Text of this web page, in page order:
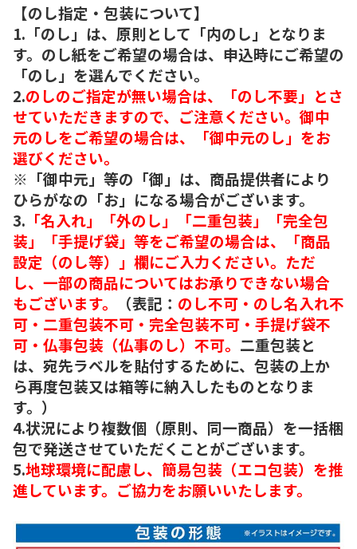
【のし指定・包装について】
1.「のし」は、原則として「内のし」となりま
す。のし紙をご希望の場合は、申込時にご希望の
「のし」を選んでください。
2.のしのご指定が無い場合は、「のし不要」とさ
せていただきますので、ご注意ください。御中
元のしをご希望の場合は、「御中元のし」をお
選びください。
※「御中元」等の「御」は、商品提供者により
ひらがなの「お」になる場合がございます。
3. 「名入れ」「外のし」「二重包装」「完全包
装」「手提げ袋」等をご希望の場合は、「商品
設定（のし等）」欄にご入力ください。ただ
し、一部の商品についてはお承りできない場合
もございます。
（表記： のし不可・のし名入れ不
可・二重包装不可・完全包装不可・手提げ袋不
可・仏事包装（仏事のし）不可。 二重包装と
は、宛先ラベルを貼付するために、包装の上か
ら再度包装又は箱等に納入したものとなりま
す。）
4.状況により複数個（原則、同一商品）を一括梱
包で発送させていただくことがございます。
5.地球環境に配慮し、簡易包装（エコ包装）を推
進しています。ご協力をお願いいたします。